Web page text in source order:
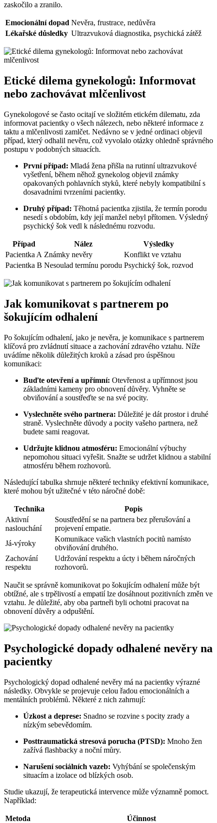
zaskočilo a zranilo.
Emocionální dopad Nevěra, frustrace, nedůvěra
Lékařské důsledky Ultrazvuková diagnostika, psychická zátěž
Etické dilema gynekologů: Informovat
nebo zachovávat mlčenlivost
Gynekologové se často ocitají ve složitém etickém dilematu, zda
informovat pacientky o všech nálezech, nebo některé informace z
taktu a mlčenlivosti zamlčet. Nedávno se v jedné ordinaci objevil
případ, který odhalil nevěru, což vyvolalo otázky ohledně správného
postupu v podobných situacích.
První případ: Mladá žena přišla na rutinní ultrazvukové
vyšetření, během něhož gynekolog objevil známky
opakovaných pohlavních styků, které nebyly kompatibilní s
dosavadními tvrzeními pacientky.
Druhý případ: Těhotná pacientka zjistila, že termín porodu
nesedí s obdobím, kdy její manžel nebyl přítomen. Výsledný
psychický šok vedl k následnému rozvodu.
Případ Nález
Výsledky
Pacientka A Známky nevěry
Konflikt ve vztahu
Pacientka B Nesoulad termínu porodu Psychický šok, rozvod
Jak komunikovat s partnerem po
šokujícím odhalení
Po šokujícím odhalení, jako je nevěra, je komunikace s partnerem
klíčová pro zvládnutí situace a zachování zdravého vztahu. Níže
uvádíme několik důležitých kroků a zásad pro úspěšnou
komunikaci:
Buďte otevření a upřímní: Otevřenost a upřímnost jsou
základními kameny pro obnovení důvěry. Vyhněte se
obviňování a soustřeďte se na své pocity.
Vyslechněte svého partnera: Důležité je dát prostor i druhé
straně. Vyslechněte důvody a pocity vašeho partnera, než
budete sami reagovat.
Udržujte klidnou atmosféru: Emocionální výbuchy
nepomohou situaci vyřešit. Snažte se udržet klidnou a stabilní
atmosféru během rozhovorů.
Následující tabulka shrnuje některé techniky efektivní komunikace,
které mohou být užitečné v této náročné době:
Technika
Popis
Aktivní
naslouchání
Soustředění se na partnera bez přerušování a
projevení empatie.
Já-výroky
Komunikace vašich vlastních pocitů namísto
obviňování druhého.
Zachování
respektu
Udržování respektu a úcty i během náročných
rozhovorů.
Naučit se správně komunikovat po šokujícím odhalení může být
obtížné, ale s trpělivostí a empatií lze dosáhnout pozitivních změn ve
vztahu. Je důležité, aby oba partneři byli ochotni pracovat na
obnovení důvěry a odpuštění.
Psychologické dopady odhalené nevěry na
pacientky
Psychologický dopad odhalené nevěry má na pacientky výrazné
následky. Obvykle se projevuje celou řadou emocionálních a
mentálních problémů. Některé z nich zahrnují:
Úzkost a deprese: Snadno se rozvine s pocity zrady a
nízkým sebevědomím.
Posttraumatická stresová porucha (PTSD): Mnoho žen
zažívá flashbacky a noční můry.
Narušení sociálních vazeb: Vyhýbání se společenským
situacím a izolace od blízkých osob.
Studie ukazují, že terapeutická intervence může významně pomoct.
Například:
Metoda
Účinnost